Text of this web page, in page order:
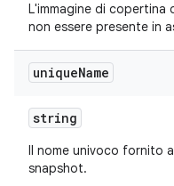
L'immagine di
non essere presente in
uniqueName
string
Il nome univoco fornito
snapshot.